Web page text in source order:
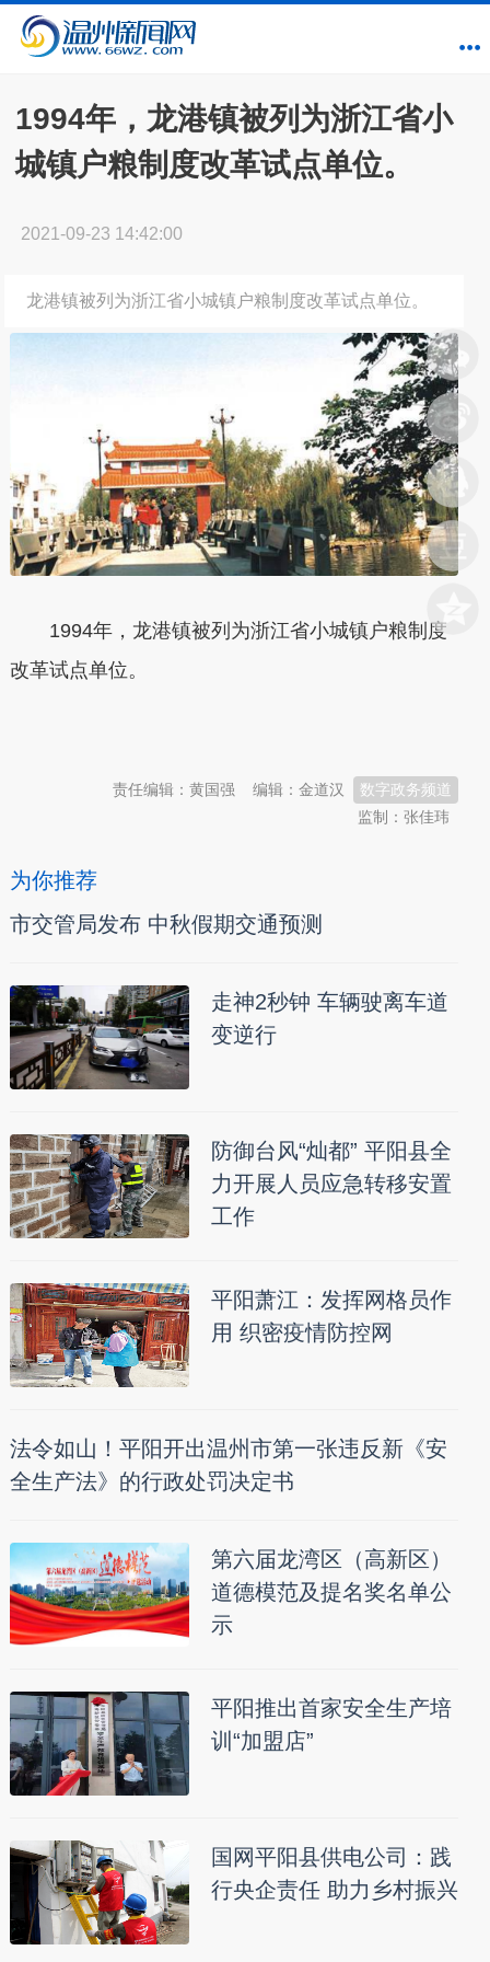
1994年，龙港镇被列为浙江省小
城镇户粮制度改革试点单位。
2021-09-23 14:42:00
龙港镇被列为浙江省小城镇户粮制度改革试点单位。
1994年，龙港镇被列为浙江省小城镇户粮制度
改革试点单位。
数字政务频道
编辑：金道汉
责任编辑：黄国强
监制：张佳玮
为你推荐
市交管局发布 中秋假期交通预测
走神2秒钟 车辆驶离车道
变逆行
防御台风“灿都” 平阳县全
力开展人员应急转移安置
工作
平阳萧江：发挥网格员作
用 织密疫情防控网
法令如山！平阳开出温州市第一张违反新《安
全生产法》的行政处罚决定书
第六届龙湾区（高新区）
道德模范及提名奖名单公
示
平阳推出首家安全生产培
训“加盟店”
国网平阳县供电公司：践
行央企责任 助力乡村振兴